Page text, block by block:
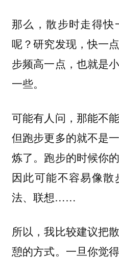
那么，散步时走得
呢？研究发现，快一
步频高一点，也就是
一些。
可能有人问，那能不
但跑步更多的就不是
炼了。跑步的时候你
因此可能不容易像
法、联想……
所以，我比较建议把
憩的方式。一旦你觉